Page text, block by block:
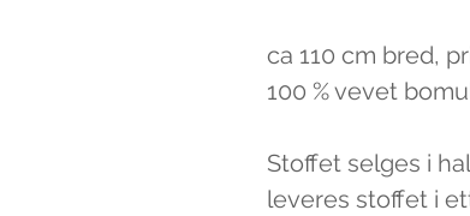
ca 110 cm bred,
100 % vevet
Stoffet selges i
leveres stoffet i